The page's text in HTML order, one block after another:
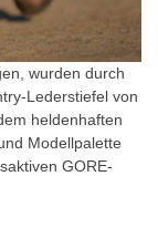
wurden durch
Lederstiefel von
heldenhaften
Modellpalette
GORE-